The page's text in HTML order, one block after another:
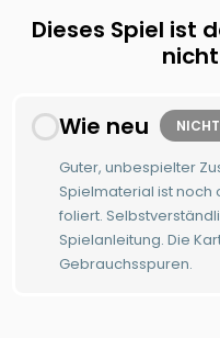
Dieses Spiel ist
Wie neu
Guter, unbespielter
Spielmaterial ist noch
foliert.
Spielanleitung. Die
Gebrauchsspuren.